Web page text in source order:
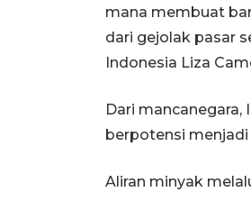
mana membuat
dari gejolak pasar
Indonesia Liza
Dari mancanegara,
berpotensi
Aliran minyak